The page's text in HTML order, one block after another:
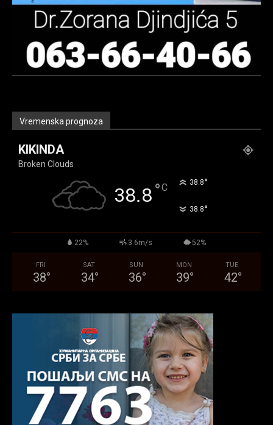
Vremenska prognoza
KIKINDA
Broken Clouds
38.8°C 38.8°
38.8°
22% 3.6m/s 52%
FRI
38°
SAT
34°
SUN
36°
MON
39°
TUE
42°